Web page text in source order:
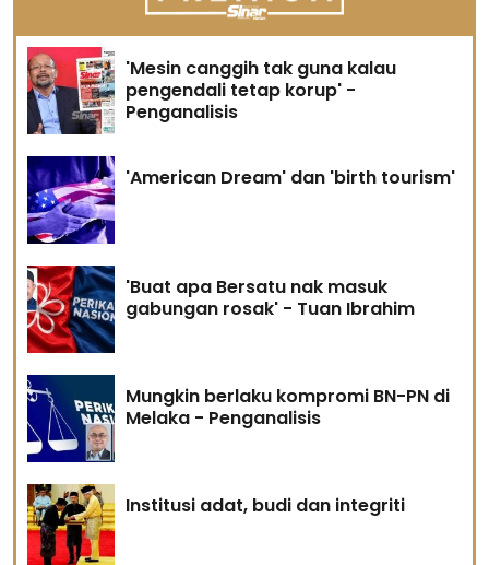
'Mesin canggih tak guna kalau
pengendali tetap korup' -
Penganalisis
'American Dream' dan 'birth tourism'
'Buat apa Bersatu nak masuk
gabungan rosak' - Tuan Ibrahim
Mungkin berlaku kompromi BN-PN di
Melaka - Penganalisis
Institusi adat, budi dan integriti